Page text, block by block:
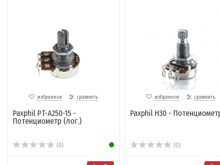
избранное сравнить
Paxphil PT-A250-15 -
Потенциометр (лог.)
(0)
избранное сравнить
Paxphil H30 -
(0)